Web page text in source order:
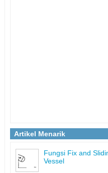
Artikel Menarik
Fungsi Fix and
Vessel